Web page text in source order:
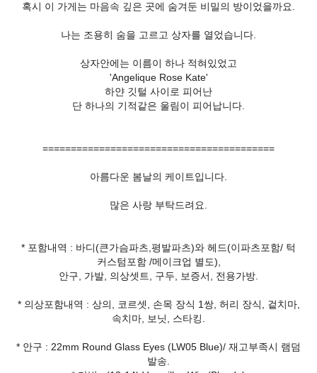
혹시 이 가게는 마음속 깊은 곳에 숨겨둔 비밀의 방이었을까요.
나는 조용히 숨을 고르고 상자를 열었습니다.
상자안에는 이름이 하나 적혀있었고
'Angelique Rose Kate'
하얀 깃털 사이로 피어난
단 하나의 기적같은 울림이 피어납니다.
=========================================
아름다운 봄날의 케이트입니다.
많은 사랑 부탁드려요.
* 포함내역 : 바디(큰가슴파츠,평발파츠)와 헤드(이파츠포함/ 턱
커스텀포함 /메이크업 별도),
안구, 가발, 의상셋트, 구두, 보증서, 전용가방.
* 의상포함내역 : 상의, 코르셋, 손목 장식 1쌍, 허리 장식, 겉치마,
속치마, 보닛, 스타킹.
* 안구 : 22mm Round Glass Eyes (LW05 Blue)/ 재고부족시 램덤
발송.